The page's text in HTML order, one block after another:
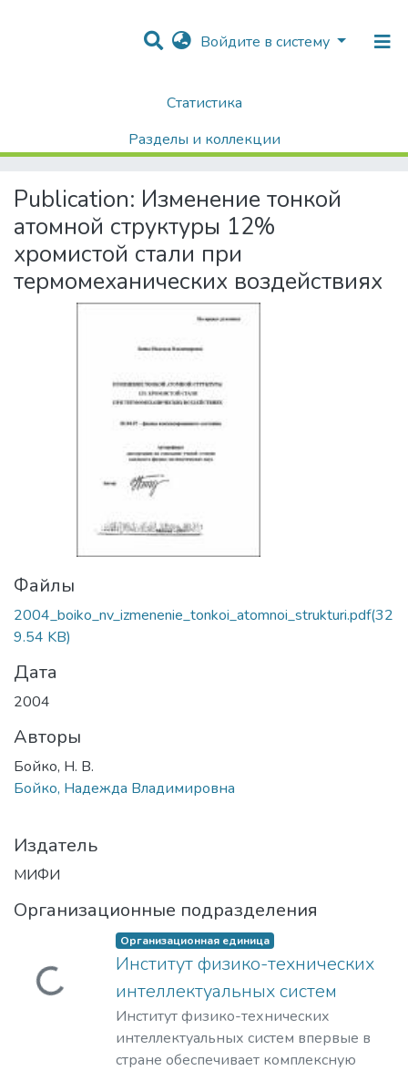
Войдите в систему
Статистика
Разделы и коллекции
Изменение тонкой атомной структуры 12% хромистой стали при термомеханических воздействиях
Publication: Изменение тонкой
атомной структуры 12%
хромистой стали при
термомеханических воздействиях
Файлы
2004_boiko_nv_izmenenie_tonkoi_atomnoi_strukturi.pdf(32
9.54 KB)
Дата
2004
Авторы
Бойко, Н. В.
Бойко, Надежда Владимировна
Издатель
МИФИ
Организационные подразделения
Загружается...
Организационная единица
Институт физико-техничеcких
интеллектуальных систем
Институт физико-технических
интеллектуальных систем впервые в
стране обеспечивает комплексную